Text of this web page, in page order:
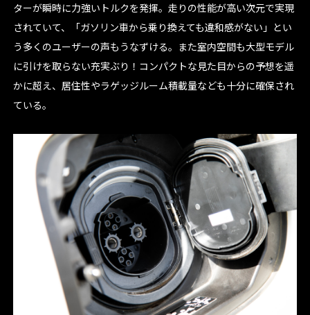
ターが瞬時に力強いトルクを発揮。走りの性能が高い次元で実現
されていて、「ガソリン車から乗り換えても違和感がない」とい
う多くのユーザーの声もうなずける。また室内空間も大型モデル
に引けを取らない充実ぶり！コンパクトな見た目からの予想を遥
かに超え、居住性やラゲッジルーム積載量なども十分に確保され
ている。